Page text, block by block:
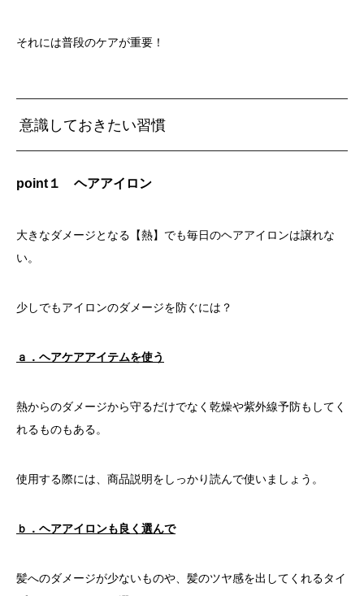
それには普段のケアが重要！
意識しておきたい習慣
point １ ヘアアイロン
大きなダメージとなる【熱】でも毎日のヘアアイロンは譲れな
い。
少しでもアイロンのダメージを防ぐには？
ａ．ヘアケアアイテムを使う
熱からのダメージから守るだけでなく乾燥や紫外線予防もしてく
れるものもある。
使用する際には、商品説明をしっかり読んで使いましょう。
ｂ．ヘアアイロンも良く選んで
髪へのダメージが少ないものや、髪のツヤ感を出してくれるタイ